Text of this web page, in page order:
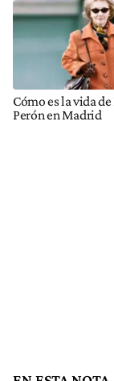
Cómo es la vida
Perón en Madrid